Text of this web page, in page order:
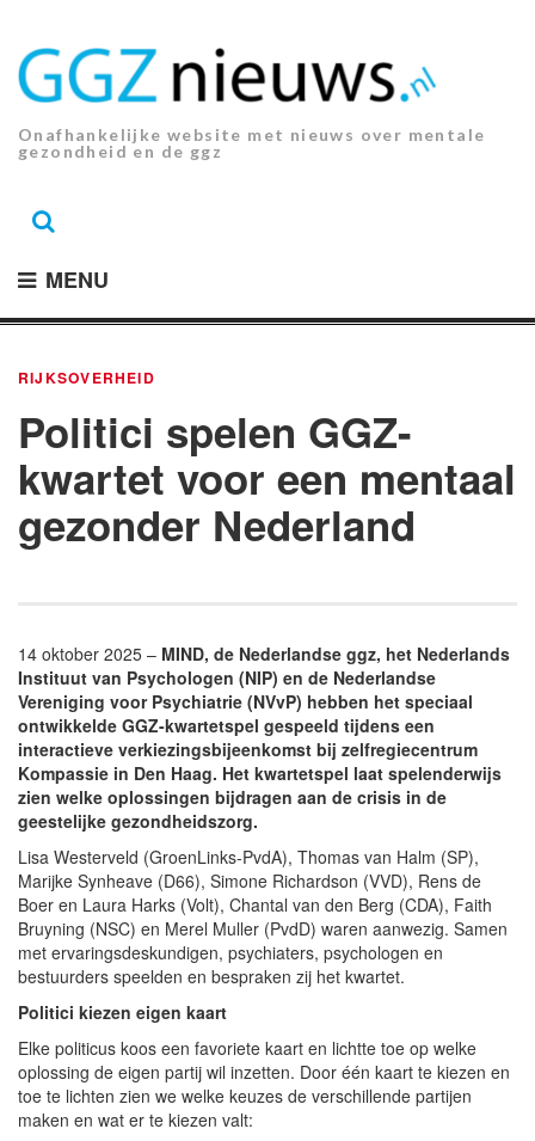
inhoud.
Onafhankelijke website met nieuws over mentale
gezondheid en de ggz
MENU
RIJKSOVERHEID
Politici spelen GGZ-
kwartet voor een mentaal
gezonder Nederland
14 oktober 2025 – MIND, de Nederlandse ggz, het Nederlands
Instituut van Psychologen (NIP) en de Nederlandse
Vereniging voor Psychiatrie (NVvP) hebben het speciaal
ontwikkelde GGZ-kwartetspel gespeeld tijdens een
interactieve verkiezingsbijeenkomst bij zelfregiecentrum
Kompassie in Den Haag. Het kwartetspel laat spelenderwijs
zien welke oplossingen bijdragen aan de crisis in de
geestelijke gezondheidszorg.
Lisa Westerveld (GroenLinks-PvdA), Thomas van Halm (SP),
Marijke Synheave (D66), Simone Richardson (VVD), Rens de
Boer en Laura Harks (Volt), Chantal van den Berg (CDA), Faith
Bruyning (NSC) en Merel Muller (PvdD) waren aanwezig. Samen
met ervaringsdeskundigen, psychiaters, psychologen en
bestuurders speelden en bespraken zij het kwartet.
Politici kiezen eigen kaart
Elke politicus koos een favoriete kaart en lichtte toe op welke
oplossing de eigen partij wil inzetten. Door één kaart te kiezen en
toe te lichten zien we welke keuzes de verschillende partijen
maken en wat er te kiezen valt: